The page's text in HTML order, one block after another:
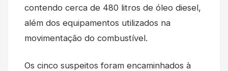
contendo cerca de 480 litros de óleo diesel,
além dos equipamentos utilizados na
movimentação do combustível.
Os cinco suspeitos foram encaminhados à